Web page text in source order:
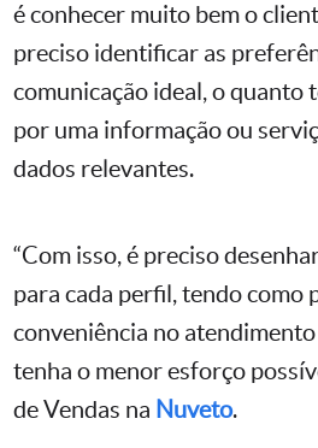
é conhecer muito bem o
preciso identificar as
comunicação ideal, o quanto
por uma informação ou
dados relevantes.
“Com isso, é preciso
para cada perfil, tendo como
conveniência no
tenha o menor esforço
de Vendas na Nuveto.